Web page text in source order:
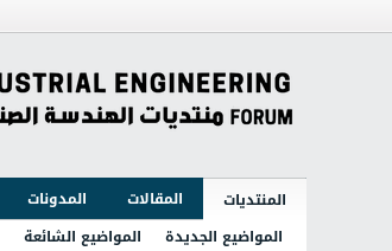
المنتديات المقالات المدونات
المواضيع الجديدة
المواضيع الشائعة